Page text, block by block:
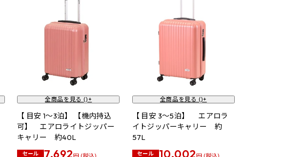
全商品を見る ()+
【 目安 1～3泊】 【機内持込
可】 エアロライトジッパー
キャリー 約40L
セール 7,692
全商品を見る ()+
【 目安 3～5泊】 エアロラ
イトジッパーキャリー 約
57L
セール 10,002